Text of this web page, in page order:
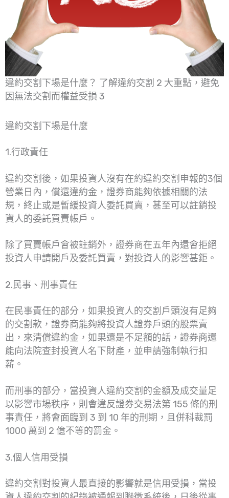
違約交割下場是什麼？ 了解違約交割 2 大重點，避免
因無法交割而權益受損 3
違約交割下場是什麼
1.行政責任
違約交割後，如果投資人沒有在約違約交割申報的3個
營業日內，償還違約金，證券商能夠依據相關的法
規，終止或是暫緩投資人委託買賣，甚至可以註銷投
資人的委託買賣帳戶。
除了買賣帳戶會被註銷外，證券商在五年內還會拒絕
投資人申請開戶及委託買賣，對投資人的影響甚鉅。
2.民事、刑事責任
在民事責任的部分，如果投資人的交割戶頭沒有足夠
的交割款，證券商能夠將投資人證券戶頭的股票賣
出，來清償違約金，如果還是不足額的話，證券商還
能向法院查封投資人名下財產，並申請強制執行扣
薪。
而刑事的部分，當投資人違約交割的金額及成交量足
以影響市場秩序，則會違反證券交易法第 155 條的刑
事責任，將會面臨到 3 到 10 年的刑期，且併科裁罰
1000 萬到 2 億不等的罰金。
3.個人信用受損
違約交割對投資人最直接的影響就是信用受損，當投